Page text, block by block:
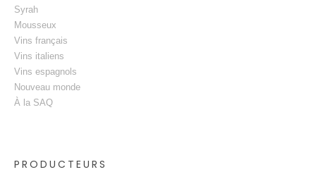
Syrah
Mousseux
Vins français
Vins italiens
Vins espagnols
Nouveau monde
À la SAQ
PRODUCTEURS